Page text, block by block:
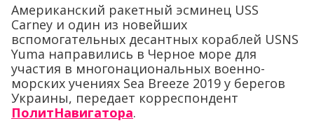
Американский ракетный эсминец USS
Carney и один из новейших
вспомогательных десантных кораблей USNS
Yuma направились в Черное море для
участия в многонациональных военно-
морских учениях Sea Breeze 2019 у берегов
Украины, передает корреспондент
ПолитНавигатора.